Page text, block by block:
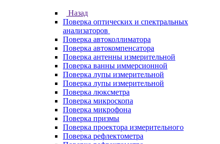
Назад
Поверка оптических и спектральных
анализаторов
Поверка автоколлиматора
Поверка автокомпенсатора
Поверка антенны измерительной
Поверка ванны иммерсионной
Поверка лупы измерительной
Поверка лупы измерительной
Поверка люксметра
Поверка микроскопа
Поверка микрофона
Поверка призмы
Поверка проектора измерительного
Поверка рефлектометра